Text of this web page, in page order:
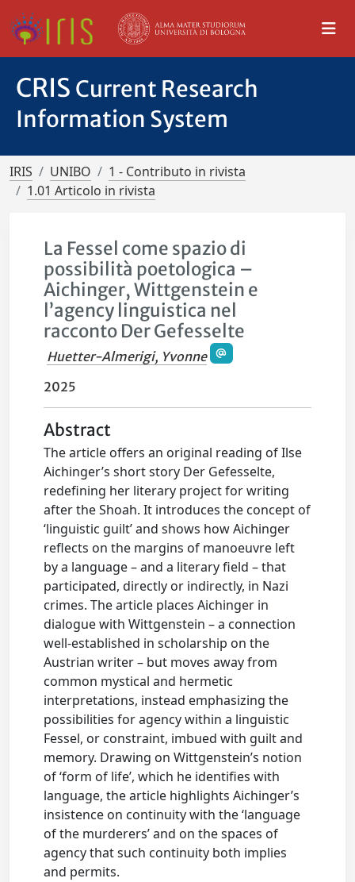
CRIS Current Research
Information System
IRIS UNIBO
1 - Contributo in rivista
1.01 Articolo in rivista
La Fessel come spazio di
possibilità poetologica –
Aichinger, Wittgenstein e
l’agency linguistica nel
racconto Der Gefesselte
Huetter-Almerigi, Yvonne
2025
Abstract
The article offers an original reading of Ilse
Aichinger’s short story Der Gefesselte,
redefining her literary project for writing
after the Shoah. It introduces the concept of
‘linguistic guilt’ and shows how Aichinger
reflects on the margins of manoeuvre left
by a language – and a literary field – that
participated, directly or indirectly, in Nazi
crimes. The article places Aichinger in
dialogue with Wittgenstein – a connection
well-established in scholarship on the
Austrian writer – but moves away from
common mystical and hermetic
interpretations, instead emphasizing the
possibilities for agency within a linguistic
Fessel, or constraint, imbued with guilt and
memory. Drawing on Wittgenstein’s notion
of ‘form of life’, which he identifies with
language, the article highlights Aichinger’s
insistence on continuity with the ‘language
of the murderers’ and on the spaces of
agency that such continuity both implies
and permits.